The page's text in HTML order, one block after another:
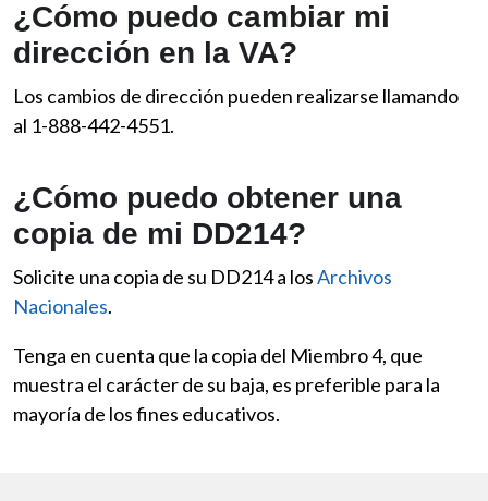
¿Cómo puedo cambiar mi
dirección en la VA?
Los cambios de dirección pueden realizarse llamando
al 1-888-442-4551.
¿Cómo puedo obtener una
copia de mi DD214?
Solicite una copia de su DD214 a losArchivos
Nacionales.
Tenga en cuenta que la copia del Miembro 4, que
muestra el carácter de su baja, es preferible para la
mayoría de los fines educativos.